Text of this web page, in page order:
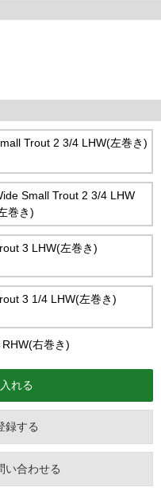
Trout 2 3/4 LHW(左巻き)
Small Trout 2 3/4 LHW
巻き)
3 LHW(左巻き)
3 1/4 LHW(左巻き)
右巻き)
録する
い合わせる